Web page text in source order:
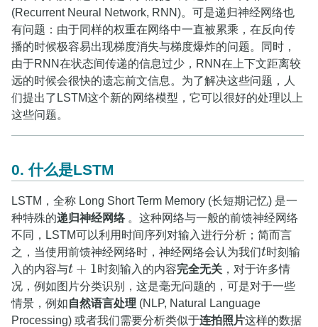
(Recurrent Neural Network, RNN)。可是递归神经网络也
有问题：由于同样的权重在网络中一直被累乘，在反向传
播的时候极容易出现梯度消失与梯度爆炸的问题。同时，
由于RNN在状态间传递的信息过少，RNN在上下文距离较
远的时候会很快的遗忘前文信息。为了解决这些问题，人
们提出了LSTM这个新的网络模型，它可以很好的处理以上
这些问题。
0. 什么是LSTM
LSTM，全称 Long Short Term Memory (长短期记忆) 是一
种特殊的递归神经网络。这种网络与一般的前馈神经网络
不同，LSTM可以利用时间序列对输入进行分析；简而言
之，当使用前馈神经网络时，神经网络会认为我们t
t 时刻输
入的内容与t + 1
t+1 时刻输入的内容完全无关 ，对于许多情
况，例如图片分类识别，这是毫无问题的，可是对于一些
情景，例如自然语言处理 (NLP, Natural Language
Processing) 或者我们需要分析类似于连拍照片这样的数据